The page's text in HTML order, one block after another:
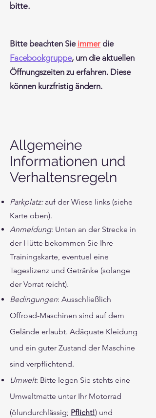
bitte.
Bitte beachten Sie immer die
Facebookgruppe, um die aktuellen
Öffnungszeiten zu erfahren. Diese
können kurzfristig ändern.
Allgemeine
Informationen und
Verhaltensregeln
Parkplatz:auf der Wiese links (siehe
Karte oben).
Anmeldung: Unten an der Strecke in
der Hütte bekommen Sie Ihre
Trainingskarte, eventuel eine
Tageslizenz und Getränke (solange
der Vorrat reicht).
Bedingungen: Ausschließlich
Offroad-Maschinen sind auf dem
Gelände erlaubt. Adäquate Kleidung
und ein guter Zustand der Maschine
sind verpflichtend.
Umwelt: Bitte legen Sie stehts eine
Umweltmatte unter Ihr Motorrad
(ölundurchlässig; Pflicht!) und